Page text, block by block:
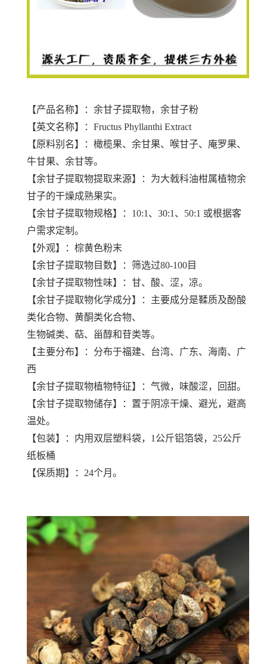
【产品名称】：余甘子提取物，余甘子粉
【英文名称】：Fructus Phyllanthi Extract
【原料别名】：橄榄果、余甘果、喉甘子、庵罗果、
牛甘果、余甘等。
【余甘子提取物提取来源】：为大戟科油柑属植物余
甘子的干燥成熟果实。
【余甘子提取物规格】：10:1、30:1、50:1 或根据客
户需求定制。
【外观】：棕黄色粉末
【余甘子提取物目数】：筛选过80-100目
【余甘子提取物性味】：甘、酸、涩，凉。
【余甘子提取物化学成分】：主要成分是鞣质及酚酸
类化合物、黄酮类化合物、
生物碱类、萜、甾醇和苷类等。
【主要分布】：分布于福建、台湾、广东、海南、广
西
【余甘子提取物植物特征】：气微，味酸涩，回甜。
【余甘子提取物储存】：置于阴凉干燥、避光，避高
温处。
【包装】：内用双层塑料袋，1公斤铝箔袋，25公斤
纸板桶
【保质期】：24个月。